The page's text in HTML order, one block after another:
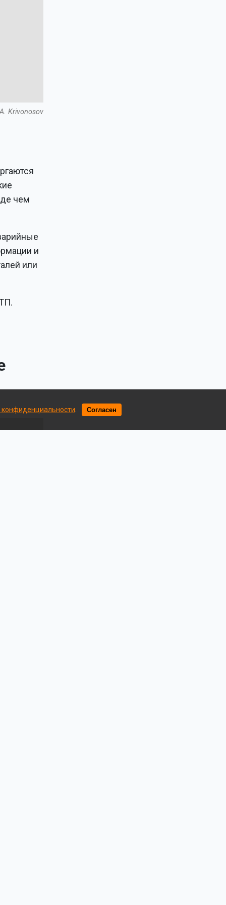
Krivonosov
чем
и
или
конфиденциальности Согласен